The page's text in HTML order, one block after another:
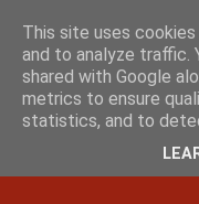
This site uses
and to analyze traffic.
shared with Google
metrics to ensure
statistics, and to